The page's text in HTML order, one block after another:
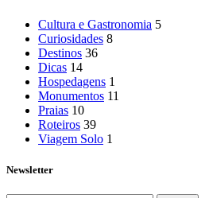
Cultura e Gastronomia 5
Curiosidades 8
Destinos 36
Dicas 14
Hospedagens 1
Monumentos 11
Praias 10
Roteiros 39
Viagem Solo 1
Newsletter